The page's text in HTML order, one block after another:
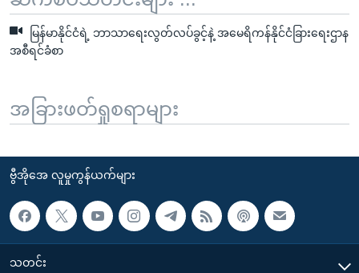
မြန်မာနိုင်ငံရဲ့ ဘာသာရေးလွတ်လပ်ခွင့်နဲ့ အမေရိကန်နိုင်ငံခြားရေးဌာန
အစီရင်ခံစာ
အခြားဖတ်ရှုစရာများ
ဗွီအိုအေ လူမှုကွန်ယက်များ
သတင်း